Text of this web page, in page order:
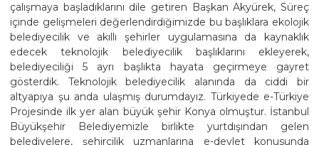
çalışmaya başladıklarını dile getiren Başkan Akyürek, Süreç
içinde gelişmeleri değerlendirdiğimizde bu başlıklara ekolojik
belediyecilik ve akıllı şehirler uygulamasına da kaynaklık
edecek teknolojik belediyecilik başlıklarını ekleyerek,
belediyeciliği 5 ayrı başlıkta hayata geçirmeye gayret
gösterdik. Teknolojik belediyecilik alanında da ciddi bir
altyapıya şu anda ulaşmış durumdayız. Türkiyede e-Türkiye
Projesinde ilk yer alan büyük şehir Konya olmuştur. İstanbul
Büyükşehir Belediyemizle birlikte yurtdışından gelen
belediyelere, şehircilik uzmanlarına e-devlet konusunda